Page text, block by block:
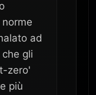
ad
gli
zero'
più